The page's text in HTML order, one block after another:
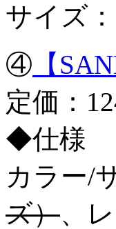
サイズ
④ 【
定価：
◆仕様
カラー/
ズ）、